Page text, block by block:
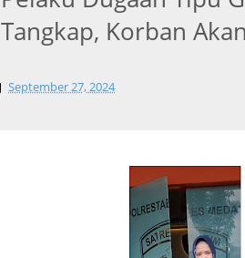
Tangkap, Korban
September 27, 2024